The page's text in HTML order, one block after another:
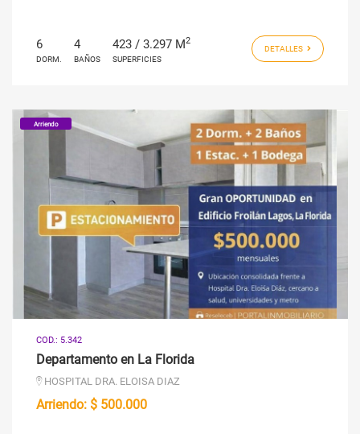
6
DORM.
4
BAÑOS
423 / 3.297 M2
SUPERFICIES
DETALLES
Arriendo
COD.: 5.342
Departamento en La Florida
HOSPITAL DRA. ELOISA DIAZ
Arriendo: $ 500.000